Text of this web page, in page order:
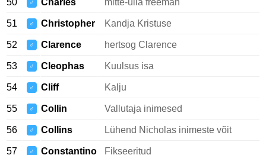
50 ♂ Charles mitte-ülla freeman
51 ♂ Christopher Kandja Kristuse
52 ♂ Clarence hertsog Clarence
53 ♂ Cleophas Kuulsus isa
54 ♂ Cliff Kalju
55 ♂ Collin Vallutaja inimesed
56 ♂ Collins Lühend Nicholas inimeste võit
57 ♂ Constantino Fikseeritud